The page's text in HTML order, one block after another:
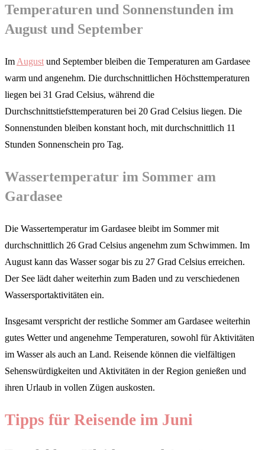
Temperaturen und Sonnenstunden im
August und September
Im August und September bleiben die Temperaturen am Gardasee
warm und angenehm. Die durchschnittlichen Höchsttemperaturen
liegen bei 31 Grad Celsius, während die
Durchschnittstiefsttemperaturen bei 20 Grad Celsius liegen. Die
Sonnenstunden bleiben konstant hoch, mit durchschnittlich 11
Stunden Sonnenschein pro Tag.
Wassertemperatur im Sommer am
Gardasee
Die Wassertemperatur im Gardasee bleibt im Sommer mit
durchschnittlich 26 Grad Celsius angenehm zum Schwimmen. Im
August kann das Wasser sogar bis zu 27 Grad Celsius erreichen.
Der See lädt daher weiterhin zum Baden und zu verschiedenen
Wassersportaktivitäten ein.
Insgesamt verspricht der restliche Sommer am Gardasee weiterhin
gutes Wetter und angenehme Temperaturen, sowohl für Aktivitäten
im Wasser als auch an Land. Reisende können die vielfältigen
Sehenswürdigkeiten und Aktivitäten in der Region genießen und
ihren Urlaub in vollen Zügen auskosten.
Tipps für Reisende im Juni